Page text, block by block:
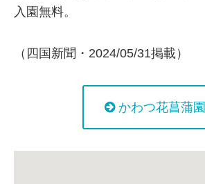
入園無料。
（四国新聞・2024/05/31掲載）
かわつ花菖蒲園